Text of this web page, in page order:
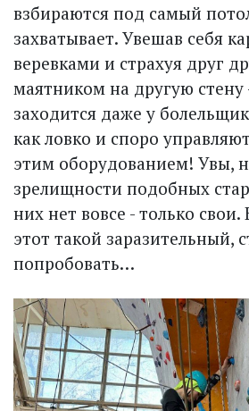
взбираются под самый
захватывает. Увешав себя
веревками и страхуя друг
маятником на другую стену
заходится даже у
как ловко и споро
этим оборудованием! Увы,
зрелищности подобных
них нет вовсе - только
этот такой заразительный,
попробовать…